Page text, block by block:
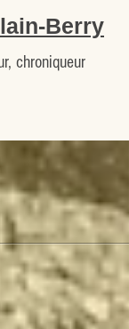
Berry
chroniqueur